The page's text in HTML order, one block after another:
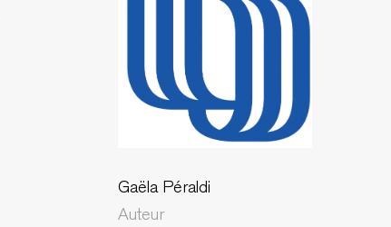
Gaëla Péraldi
Auteur